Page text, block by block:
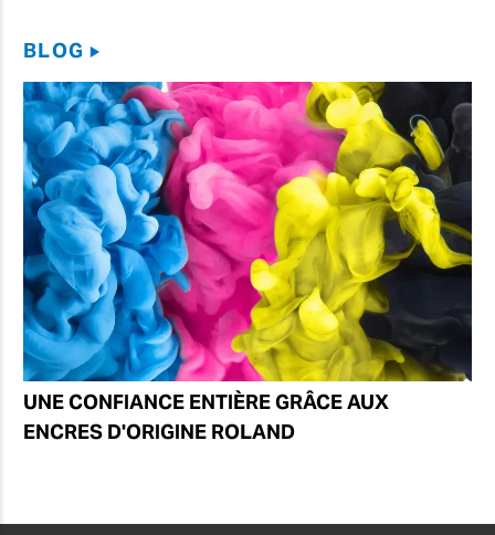
BLOG
UNE CONFIANCE ENTIÈRE GRÂCE AUX
ENCRES D'ORIGINE ROLAND